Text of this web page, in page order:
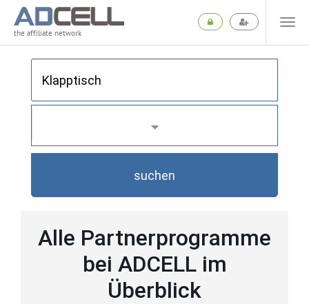
the affiliate network
suchen
Alle Partnerprogramme
bei ADCELL im
Überblick